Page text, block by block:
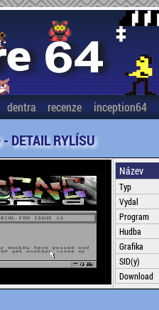
dentra recenze inception64
- DETAIL RYLÍSU
Název
Typ
Vydal
Program
Hudba
Grafika
SID(y)
Download